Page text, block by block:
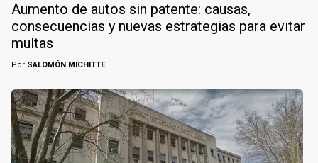
Aumento de autos sin patente: causas,
consecuencias y nuevas estrategias para evitar
multas
Por SALOMÓN MICHITTE